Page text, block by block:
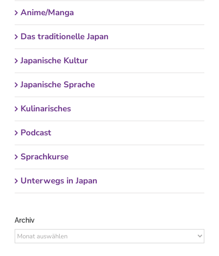
Anime/Manga
Das traditionelle Japan
Japanische Kultur
Japanische Sprache
Kulinarisches
Podcast
Sprachkurse
Unterwegs in Japan
Archiv
Archiv